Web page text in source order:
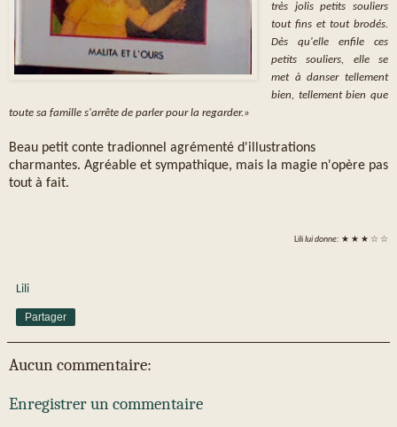
très jolis petits souliers
tout fins et tout brodés.
Dès qu'elle enfile ces
petits souliers, elle se
met à danser tellement
bien, tellement bien que
toute sa famille s'arrête de parler pour la regarder.»
Beau petit conte tradionnel agrémenté d'illustrations
charmantes. Agréable et sympathique, mais la magie n'opère pas
tout à fait.
Lililui donne: ★ ★ ★ ☆ ☆
Lili
Partager
Aucun commentaire:
Enregistrer un commentaire